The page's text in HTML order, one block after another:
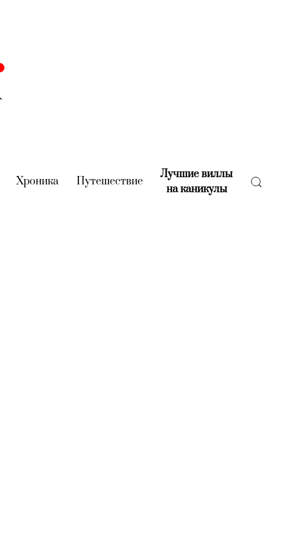
(current)
Хроника (current)
Путешествие(current)
Лучшие виллы
на каникулы(current)